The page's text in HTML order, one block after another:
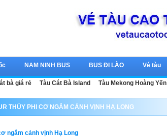
bà giá rẻ Tàu Cát Bà Island Tàu Mekong Hoàng Yến
NAM NINH BUS BUS ĐI LÀO Vé tàu
THỦY PHI CƠ NGẮM CẢNH VỊNH HẠ LONG
ngắm cảnh vịnh Hạ Long